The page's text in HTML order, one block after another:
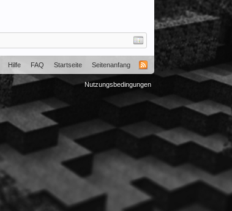
Hilfe FAQ Startseite Seitenanfang
Nutzungsbedingungen